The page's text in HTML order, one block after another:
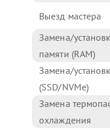
Выезд мастера
Замена/
памяти (RAM)
Замена/
(SSD/NVMe)
Замена
охлаждения